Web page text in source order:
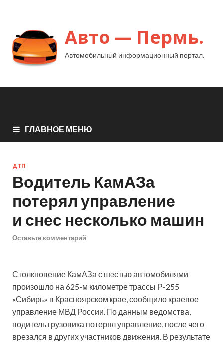
Авто — Пермь.
Автомобильный информационный портал.
ГЛАВНОЕ МЕНЮ
ДТП
Водитель КамАЗа
потерял управление
и снес несколько машин
Оставьте комментарий
Столкновение КамАЗа с шестью автомобилями
произошло на 625-м километре трассы Р-255
«Сибирь» в Красноярском крае, сообщило краевое
управление МВД России. По данным ведомства,
водитель грузовика потерял управление, после чего
врезался в других участников движения. В результате